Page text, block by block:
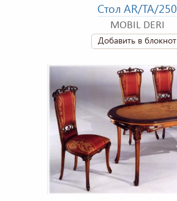
Стол AR/TA/250
MOBIL DERI
Добавить в блокнот